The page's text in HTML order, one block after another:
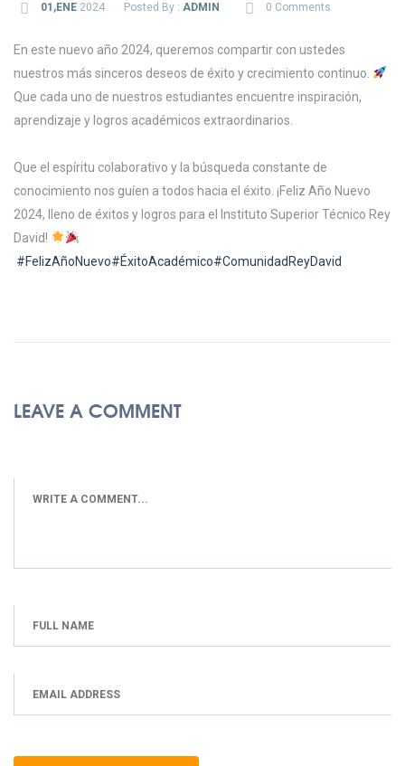
01,ENE2024 Posted By : ADMIN 0 Comments
En este nuevo año 2024, queremos compartir con ustedes
nuestros más sinceros deseos de éxito y crecimiento continuo.
Que cada uno de nuestros estudiantes encuentre inspiración,
aprendizaje y logros académicos extraordinarios.
Que el espíritu colaborativo y la búsqueda constante de
conocimiento nos guíen a todos hacia el éxito. ¡Feliz Año Nuevo
2024, lleno de éxitos y logros para el Instituto Superior Técnico Rey
David!
#FelizAñoNuevo#ÉxitoAcadémico#ComunidadReyDavid
LEAVE A COMMENT